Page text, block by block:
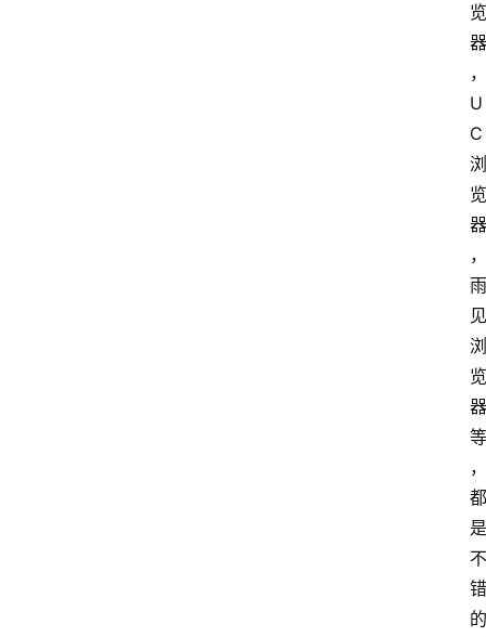
览
器
，
U
C
浏
览
器
，
雨
见
浏
览
器
等
，
都
是
不
错
的